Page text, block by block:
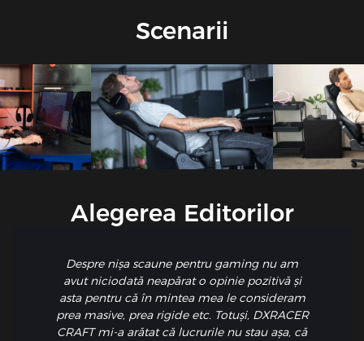
Scenarii
Alegerea Editorilor
Despre nișa scaune pentru gaming nu am
avut niciodată neapărat o opinie pozitivă și
asta pentru că în mintea mea le consideram
prea masive, prea rigide etc. Totuși, DXRACER
CRAFT mi-a arătat că lucrurile nu stau așa, că